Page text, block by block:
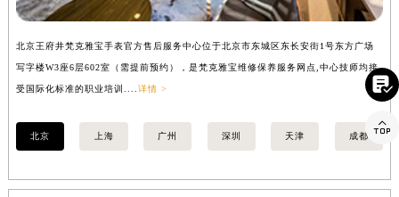
北京王府井梵克雅宝手表官方售后服务中心位于北京市东城区东长安街1号东方广场
写字楼W3座6层602室（需提前预约），是梵克雅宝维修保养服务网点,中心技师均接
受国际化标准的职业培训....详情 >
中
均
北京 上海 广州 深圳 天津 成都

